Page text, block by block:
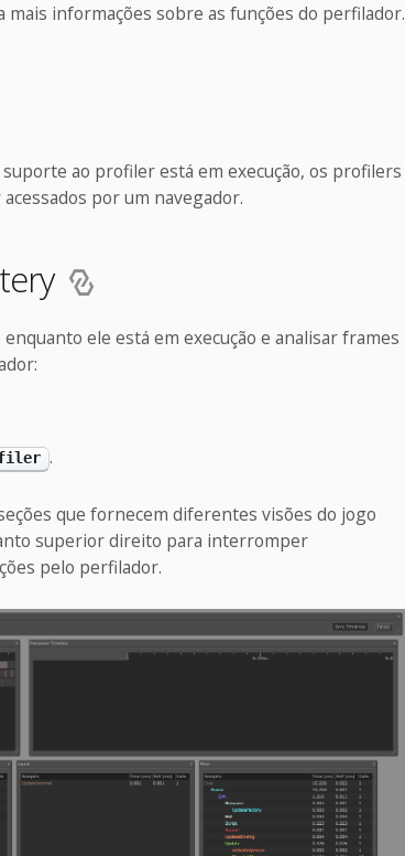
mais informações sobre as funções do perfilador.
ao profiler está em execução, os profilers
por um navegador.
ele está em execução e analisar frames
.
que fornecem diferentes visões do jogo
superior direito para interromper
pelo perfilador.